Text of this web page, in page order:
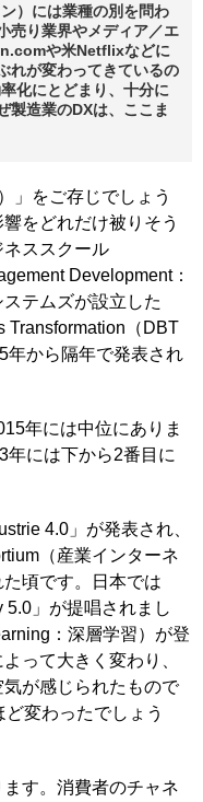
）には業種の別を問わ
売り業界やメディア／エ
や米Netflixなどに
れが変わってきているの
化にとどまり、十分に
製造業のDXは、ここま
」をご存じでしょう
をどれだけ被りそう
ススクール
Development：
テムズが設立した
Transformation（DBT
年から隔年で発表され
年には中位にありま
年には下から2番目に
4.0」が発表され、
（産業インターネ
頃です。日本では
5.0」が提唱されまし
：深層学習）が登
って大きく変わり、
が感じられたもので
変わったでしょう
す。消費者のチャネ